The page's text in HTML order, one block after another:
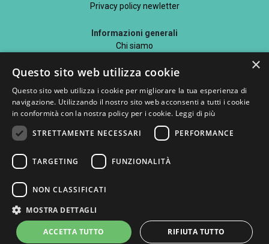
Privacy policy newletter
Informazioni generali
Chi siamo
Blog
Metodi di pagamento accettati
×
Questo sito web utilizza cookie
Questo sito web utilizza i cookie per migliorare la tua esperienza di
navigazione. Utilizzando il nostro sito web acconsenti a tutti i cookie
in conformità con la nostra policy per i cookie. Leggi di più
STRETTAMENTE NECESSARI
PERFORMANCE
TARGETING FUNZIONALITÀ
NON CLASSIFICATI
MOSTRA DETTAGLI
ACCETTA TUTTO RIFIUTA TUTTO